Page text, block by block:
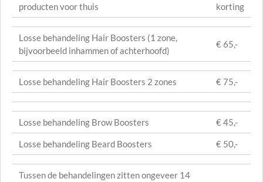
producten voor thuis
korting
Losse behandeling Hair Boosters (1 zone,
bijvoorbeeld inhammen of achterhoofd)
€ 65,-
Losse behandeling Hair Boosters 2 zones € 75,-
Losse behandeling Brow Boosters € 45,-
Losse behandeling Beard Boosters € 50,-
Tussen de behandelingen zitten ongeveer 14